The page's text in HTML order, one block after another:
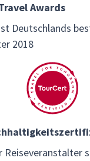
Awards
Deutschlands
2018
Reiseveranstalter